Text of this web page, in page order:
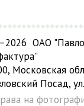
ОАО
Московская
Посад,
на